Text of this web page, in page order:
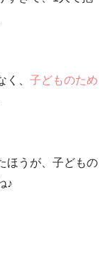
く、 子どものため
ほうが、子どもの
♪